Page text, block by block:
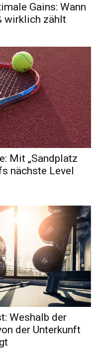
Gains: Wann
wirklich zählt
Mit „Sandplatz
nächste Level
Weshalb der
der Unterkunft